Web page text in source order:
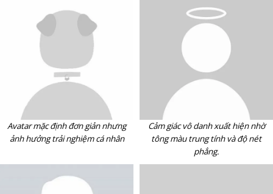
Avatar mặc định đơn giản nhưng
ảnh hưởng trải nghiệm cá nhân
Cảm giác vô danh xuất hiện nhờ
tông màu trung tính và độ nét
phẳng.